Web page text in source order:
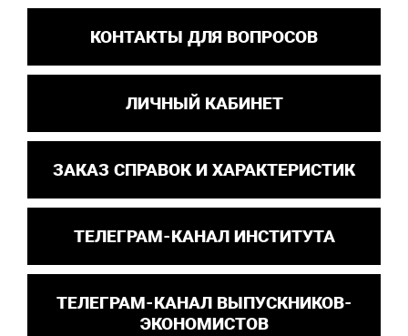
КОНТАКТЫ ДЛЯ ВОПРОСОВ
ЛИЧНЫЙ КАБИНЕТ
ЗАКАЗ СПРАВОК И ХАРАКТЕРИСТИК
ТЕЛЕГРАМ-КАНАЛ ИНСТИТУТА
ТЕЛЕГРАМ-КАНАЛ ВЫПУСКНИКОВ-
ЭКОНОМИСТОВ